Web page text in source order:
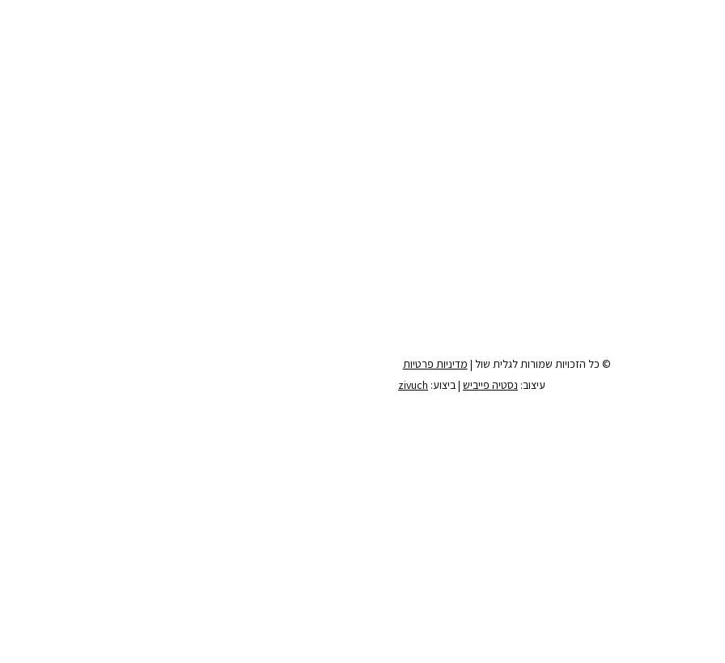
© כל הזכויות שמורות לגלית שול | מדיניות פרטיות
עיצוב: נסטיה פייביש | ביצוע: zivuch